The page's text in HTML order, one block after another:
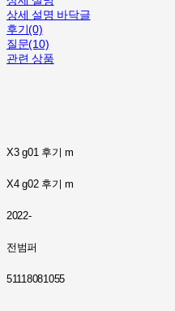
상세 설명 바닥글
후기(0)
질문(10)
관련 상품
X3 g01 후기 m
X4 g02 후기 m
2022-
전범퍼
51118081055